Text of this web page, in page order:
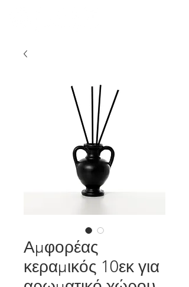
Αμφορέας
κεραμικός 10εκ για